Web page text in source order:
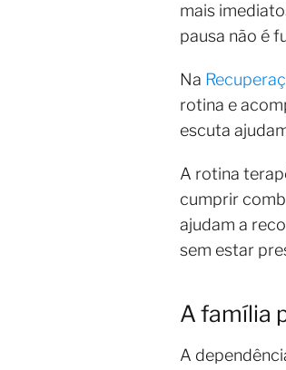
mais
pausa não é
Na
rotina e
escuta
A rotina
cumprir
ajudam a
sem estar
A família
A